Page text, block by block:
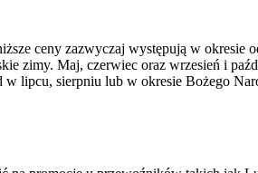
ceny zazwyczaj występują w okresie
zimy. Maj, czerwiec oraz wrzesień i
w lipcu, sierpniu lub w okresie Bożego